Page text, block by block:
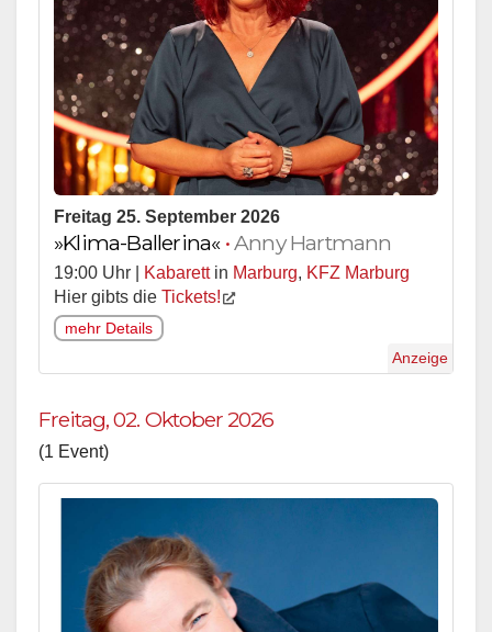
Freitag 25. September 2026
»Klima-Ballerina« •Anny Hartmann
19:00 Uhr | Kabarettin Marburg, KFZ Marburg
Hier gibts die Tickets!
mehr Details
Anzeige
Freitag, 02. Oktober 2026
(1 Event)